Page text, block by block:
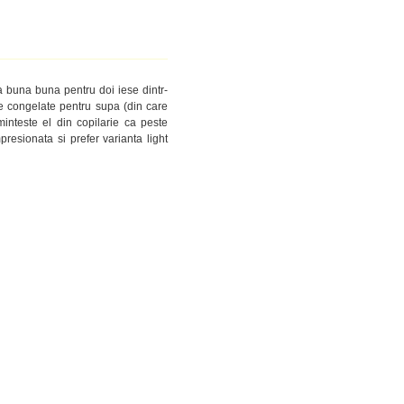
buna buna pentru doi iese dintr-
pentru supa (din care
el din copilarie ca peste
si prefer varianta light